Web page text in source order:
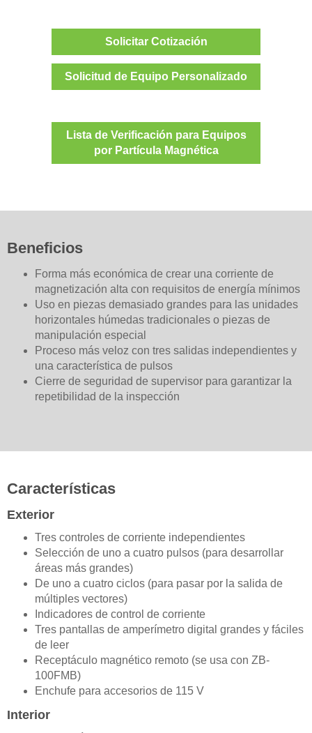
Solicitar Cotización
Solicitud de Equipo Personalizado
Lista de Verificación para Equipos
por Partícula Magnética
Beneficios
Forma más económica de crear una corriente de
magnetización alta con requisitos de energía mínimos
Uso en piezas demasiado grandes para las unidades
horizontales húmedas tradicionales o piezas de
manipulación especial
Proceso más veloz con tres salidas independientes y
una característica de pulsos
Cierre de seguridad de supervisor para garantizar la
repetibilidad de la inspección
Características
Exterior
Tres controles de corriente independientes
Selección de uno a cuatro pulsos (para desarrollar
áreas más grandes)
De uno a cuatro ciclos (para pasar por la salida de
múltiples vectores)
Indicadores de control de corriente
Tres pantallas de amperímetro digital grandes y fáciles
de leer
Receptáculo magnético remoto (se usa con ZB-
100FMB)
Enchufe para accesorios de 115 V
Interior